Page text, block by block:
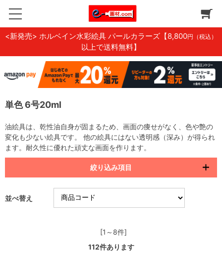
<新発売> ホルベイン水彩絵具 パールカラーズ 【8,800円（税込）
以上で送料無料】
単色 6号20ml
油絵具は、乾性油自身が固まるため、画面の痩せがなく、色や艶の
変化も少ない絵具です。 他の絵具にはない透明感（深み）が得られ
ます。耐久性に優れた頑丈な画面を作ります。
絞り込み項目
並べ替え
[1～8件]
112件あります